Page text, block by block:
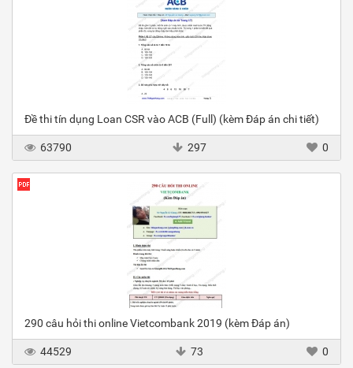
Đề thi tín dụng Loan CSR vào ACB (Full) (kèm Đáp án chi tiết)
63790 297 0
290 câu hỏi thi online Vietcombank 2019 (kèm Đáp án)
44529 73 0